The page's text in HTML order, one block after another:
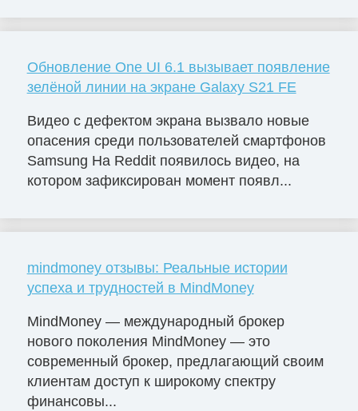
Обновление One UI 6.1 вызывает появление
зелёной линии на экране Galaxy S21 FE
Видео с дефектом экрана вызвало новые
опасения среди пользователей смартфонов
Samsung На Reddit появилось видео, на
котором зафиксирован момент появл...
mindmoney отзывы: Реальные истории
успеха и трудностей в MindMoney
MindMoney — международный брокер
нового поколения MindMoney — это
современный брокер, предлагающий своим
клиентам доступ к широкому спектру
финансовы...